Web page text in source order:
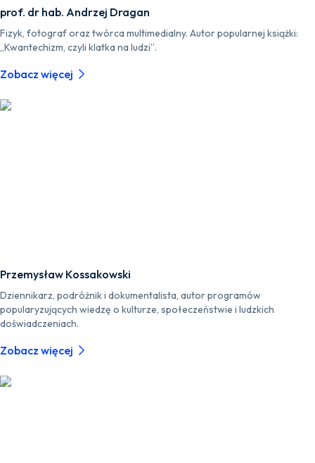
prof. dr hab. Andrzej Dragan
Fizyk, fotograf oraz twórca multimedialny. Autor popularnej książki:
„Kwantechizm, czyli klatka na ludzi”.
Zobacz więcej
Przemysław Kossakowski
Dziennikarz, podróżnik i dokumentalista, autor programów
popularyzujących wiedzę o kulturze, społeczeństwie i ludzkich
doświadczeniach.
Zobacz więcej